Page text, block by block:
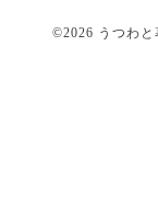
©2026 うつわ